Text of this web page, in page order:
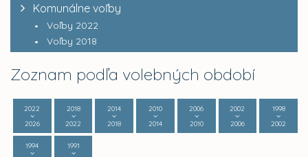
Komunálne voľby
Voľby 2022
Voľby 2018
Zoznam podľa volebných období
2022
2026
2018
2022
2014
2018
2010
2014
2006
2010
2002
2006
1998
2002
1994
1991